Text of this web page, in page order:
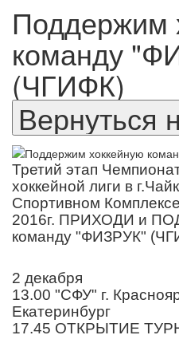
Поддержим
команду
(ЧГИФК)
Третий этап
хоккейной лиги в
Спортивном
2016г. ПРИХОДИ и
команду "ФИЗРУК"
2 декабря
13.00 "СФУ" г.
Екатеринбург
17.45 ОТКРЫТИЕ